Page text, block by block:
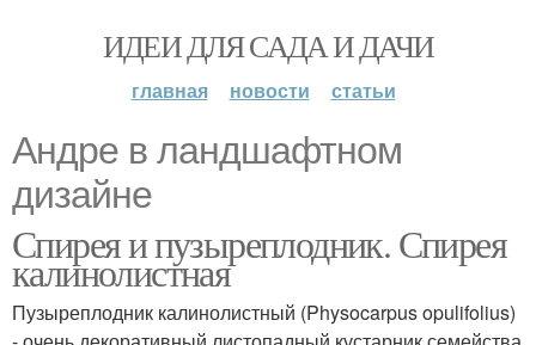
ИДЕИ ДЛЯ САДА И ДАЧИ
главная новости статьи
Андре в ландшафтном
дизайне
Спирея и пузыреплодник. Спирея
калинолистная
Пузыреплодник калинолистный (Physocarpus opulifolius)